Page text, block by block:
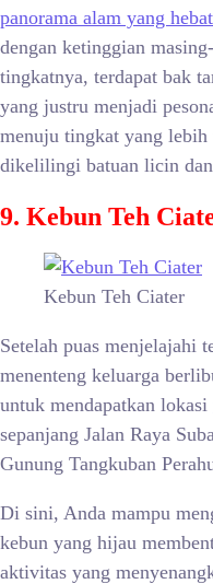
panorama alam yang
dengan ketinggian
tingkatnya, terdapat bak
yang justru menjadi
menuju tingkat yang
dikelilingi batuan licin dan
9. Kebun Teh
Kebun Teh Ciater
Setelah puas menjelajahi
menenteng keluarga
untuk mendapatkan lokasi
sepanjang Jalan Raya
Gunung Tangkuban
Di sini, Anda mampu
kebun yang hijau
aktivitas yang